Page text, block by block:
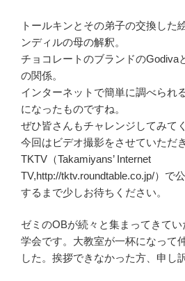
トールキンとその弟子の交換した
ンディルの母の解釈。
チョコレートのブランドのGodiva
の関係。
インターネットで簡単に調べられ
になったものですね。
ぜひ皆さんもチャレンジしてみて
今回はビデオ撮影をさせていただ
TKTV（Takamiyans’ Internet
TV,http://tktv.roundtable.co.jp/）で
するまで少しお待ちください。
ゼミのOBが続々と集まってきて
学会です。大教室が一杯になって
した。挨拶できなかった方、申し